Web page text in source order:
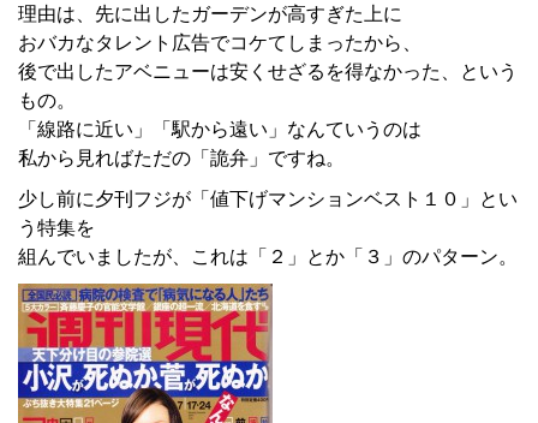
理由は、先に出したガーデンが高すぎた上に
おバカなタレント広告でコケてしまったから、
後で出したアベニューは安くせざるを得なかった、という
もの。
「線路に近い」「駅から遠い」なんていうのは
私から見ればただの「詭弁」ですね。
少し前に夕刊フジが「値下げマンションベスト１０」とい
う特集を
組んでいましたが、これは「２」とか「３」のパターン。